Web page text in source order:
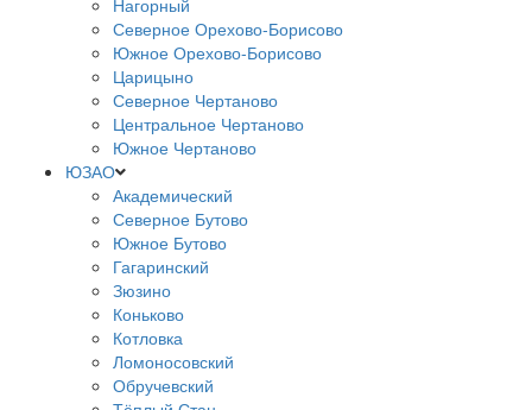
Северное Орехово-Борисово
Южное Орехово-Борисово
Царицыно
Северное Чертаново
Центральное Чертаново
Южное Чертаново
ЮЗАО
Академический
Северное Бутово
Южное Бутово
Гагаринский
Зюзино
Коньково
Котловка
Ломоносовский
Обручевский